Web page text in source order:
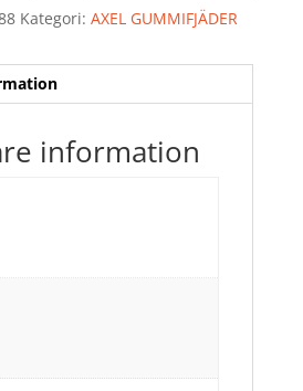
Kategori: AXEL GUMMIFJÄDER
information